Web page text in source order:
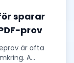
sparar
prov
är ofta
inte själva frågorna. Det är allt runt omkring. A...